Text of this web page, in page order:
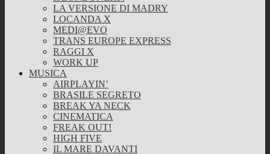
LA VERSIONE DI MADRY
LOCANDA X
MEDI@EVO
TRANS EUROPE EXPRESS
RAGGI X
WORK UP
MUSICA
AIRPLAYIN’
BRASILE SEGRETO
BREAK YA NECK
CINEMATICA
FREAK OUT!
HIGH FIVE
IL MARE DAVANTI